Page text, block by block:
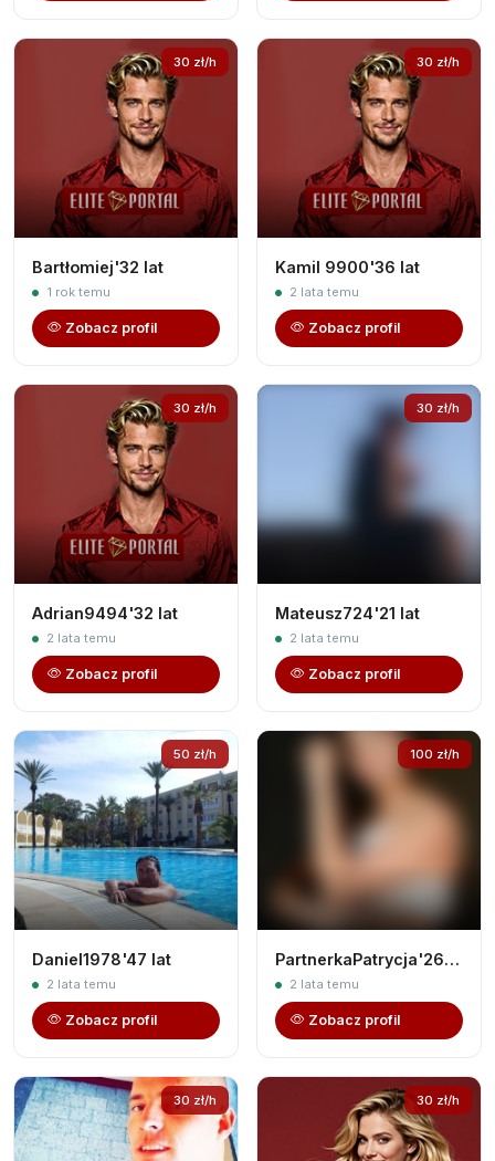
30 zł/h
Bartłomiej'32 lat
1 rok temu
Zobacz profil
30 zł/h
Kamil 9900'36 lat
2 lata temu
Zobacz profil
30 zł/h
Adrian9494'32 lat
2 lata temu
Zobacz profil
30 zł/h
Mateusz724'21 lat
2 lata temu
Zobacz profil
50 zł/h
Daniel1978'47 lat
2 lata temu
Zobacz profil
100 zł/h
PartnerkaPatrycja'26 lat
2 lata temu
Zobacz profil
30 zł/h 30 zł/h